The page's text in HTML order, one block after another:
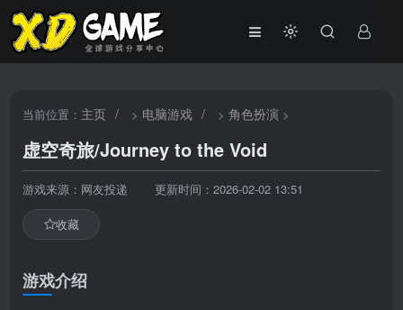
当前位置： 主页 / > 电脑游戏 / >角色扮演 >
虚空奇旅/Journey to the Void
游戏来源：网友投递 更新时间：2026-02-02 13:51
收藏
游戏介绍